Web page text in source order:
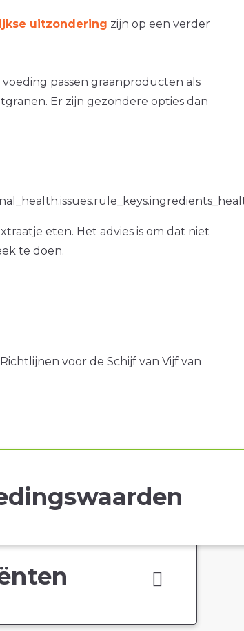
uitzondering zijn op een verder
passen graanproducten als
Er zijn gezondere opties dan
eten. Het advies is om dat niet
te doen.
voor de Schijf van Vijf van